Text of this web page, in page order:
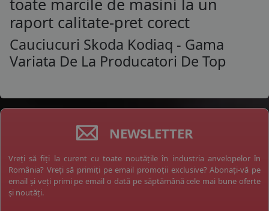
raport calitate-pret corect
Cauciucuri Skoda Kodiaq - Gama
Variata De La Producatori De Top
NEWSLETTER
Vreți să fiți la curent cu toate noutățile în industria anvelopelor în
România? Vreți să primiți pe email promoții exclusive? Abonați-vă pe
email și veți primi pe email o dată pe săptămână cele mai bune oferte
și noutăți.